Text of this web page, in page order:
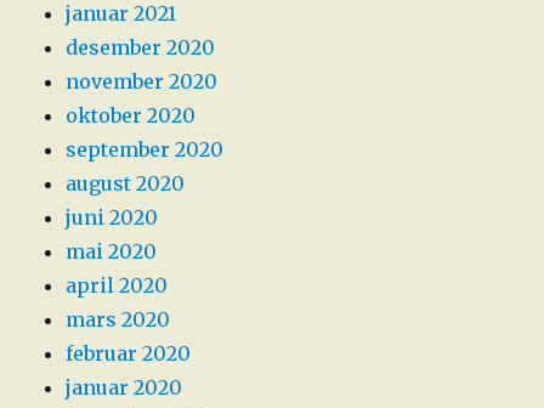
januar 2021
desember 2020
november 2020
oktober 2020
september 2020
august 2020
juni 2020
mai 2020
april 2020
mars 2020
februar 2020
januar 2020